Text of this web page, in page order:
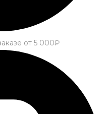
от 5 000₽